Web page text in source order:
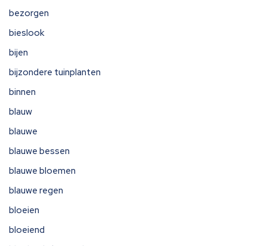
bezorgen
bieslook
bijen
bijzondere tuinplanten
binnen
blauw
blauwe
blauwe bessen
blauwe bloemen
blauwe regen
bloeien
bloeiend